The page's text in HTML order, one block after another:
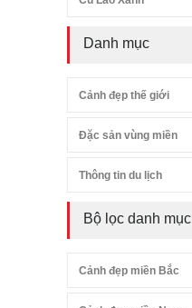
Danh mục
Cảnh đẹp thế giới
Đặc sản vùng miền
Thông tin du lịch
Bộ lọc danh mục
Cảnh đẹp miền Bắc